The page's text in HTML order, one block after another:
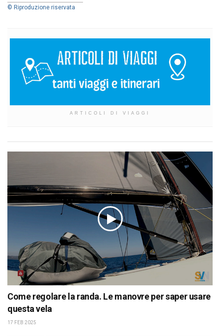
© Riproduzione riservata
ARTICOLI DI VIAGGI
Come regolare la randa. Le manovre per saper usare
questa vela
17 FEB 2025